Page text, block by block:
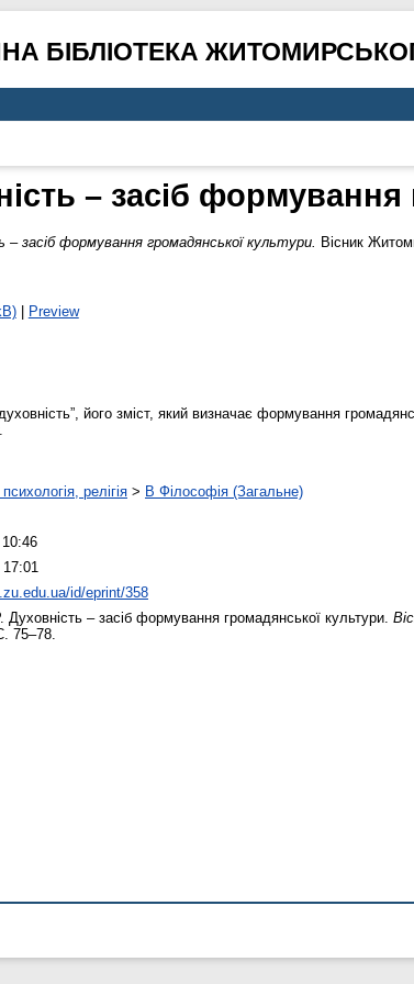
БІБЛІОТЕКА
– засіб формування
– засіб формування громадянської культури. Вісник
| Preview
його зміст, який визначає формування
релігія > B Філософія (Загальне)
id/eprint/358
Духовність – засіб формування громадянської культури.
75–78.